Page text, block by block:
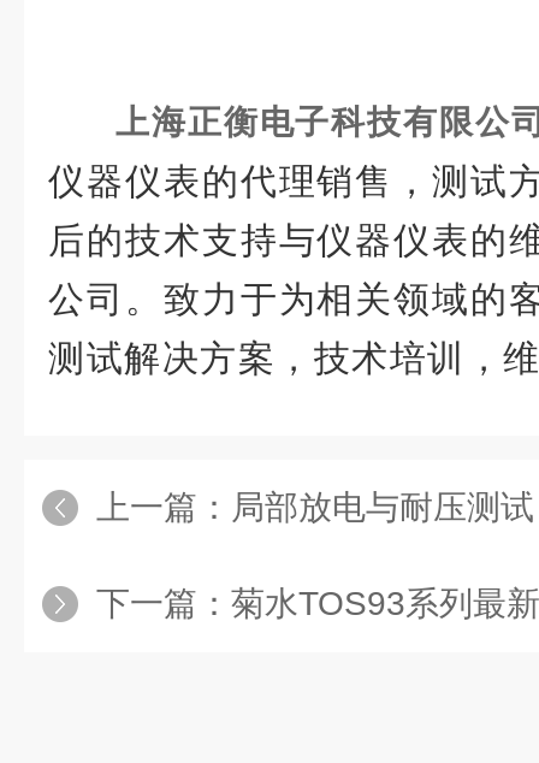
上海正衡电子科技有限公
仪器仪表的代理销售，测试
后的技术支持与仪器仪表的
公司。致力于为相关领域的
测试解决方案，技术培训，
上一篇： 局部放电与耐压测
下一篇： 菊水TOS93系列最